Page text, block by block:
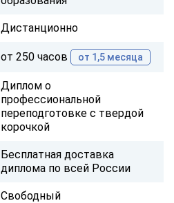
Дистанционно
от 250 часов от 1,5 месяца
Диплом о
профессиональной
переподготовке с твердой
корочкой
Бесплатная доставка
диплома по всей России
Свободный